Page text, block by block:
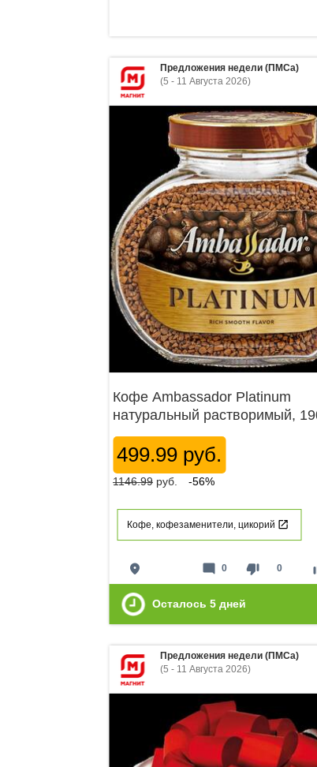
Предложения недели (ПМСа)
(5 - 11 Августа 2026)
Кофе Ambassador Platinum
натуральный растворимый,
499.99 руб.
1146.99 руб. -56%
Кофе, кофезаменители, цикорий
place thumb_down 0
mode_comment 0
Осталось 5 дней
Предложения недели (ПМСа)
(5 - 11 Августа 2026)